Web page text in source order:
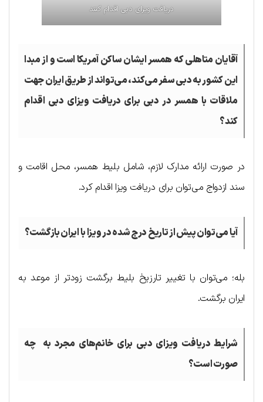
دریافت ویزای دبی اقدام کنند
آقایان متاهلی که همسر ایشان ساکن آمریکا است و از مبدا
این کشور به دبی سفر می‌کند، می‌تواند از طریق ایران جهت
ملاقات با همسر در دبی برای دریافت ویزای دبی اقدام
کند؟
در صورت ارائه مدارک لازم، شامل بلیط همسر، محل اقامت و
سند ازدواج می‌توان برای دریافت ویزا اقدام کرد.
آیا می‌توان پیش از تاریخ درج شده در ویزا با ایران بازگشت؟
بله؛ می‌توان با تغییر تارزیخ بلیط برگشت زودتر از موعد به
ایران برگشت.
شرایط دریافت ویزای دبی برای خانم‌های مجرد به چه
صورت است؟